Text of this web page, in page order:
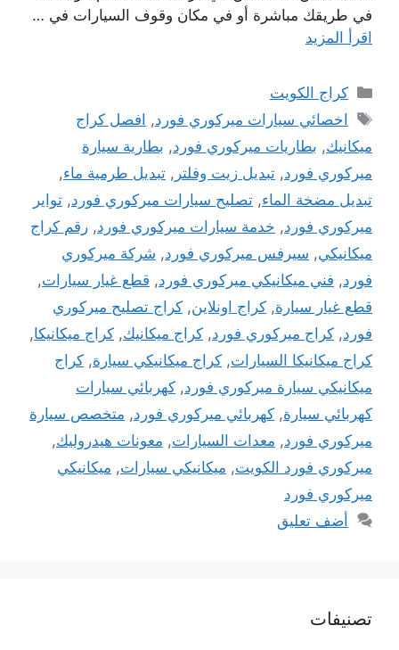
في طريقك مباشرة أو في مكان وقوف السيارات في …
اقرأ المزيد
التصنيفات
كراج الكويت
الوسوم
اخصائي سيارات ميركوري فورد, افصل كراج
ميكانيك, بطاريات ميركوري فورد, بطارية سيارة
ميركوري فورد, تبديل زيت وفلتر , تبديل طرمية ماء,
تبديل مضخة الماء, تصليح سيارات ميركوري فورد, تواير
ميركوري فورد, خدمة سيارات ميركوري فورد, رقم كراج
ميكانيكي, سيرفس ميركوري فورد, شركة ميركوري
فورد, فني ميكانيكي ميركوري فورد, قطع غيار سيارات,
قطع غيار سيارة, كراج اونلاين, كراج تصليح ميركوري
فورد, كراج ميركوري فورد, كراج ميكانيك, كراج ميكانيكا,
كراج ميكانيكا السيارات, كراج ميكانيكي سيارة, كراج
ميكانيكي سيارة ميركوري فورد, كهربائي سيارات
كهربائي سيارة, كهربائي ميركوري فورد, متخصص سيارة
ميركوري فورد, معدات السيارات, معونات هيدروليك,
ميركوري فورد الكويت, ميكانيكي سيارات, ميكانيكي
ميركوري فورد
أضف تعليق
تصنيفات